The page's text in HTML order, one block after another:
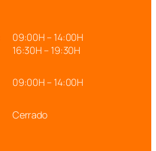
09:00H – 14:00H
16:30H – 19:30H
09:00H – 14:00H
Cerrado